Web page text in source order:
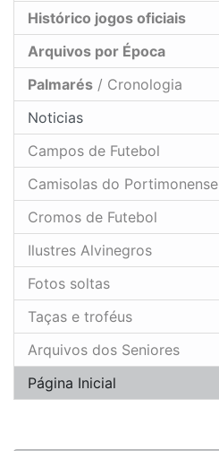
Histórico jogos oficiais
Arquivos por Época
Palmarés / Cronologia
Noticias
Campos de Futebol
Camisolas do Portimonense
Cromos de Futebol
Ilustres Alvinegros
Fotos soltas
Taças e troféus
Arquivos dos Seniores
Página Inicial